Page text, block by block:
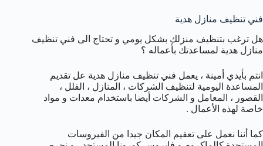
فني تنظيف منازل هدية
هل ترغب بتنظيف منزلك بشكل يومي و تحتاج الى فني تنظيف
منازل هدية لمساعدتك بأعماله ؟
انتم بأيدي أمينة ، يعمل فني تنظيف منازل هدية عل تقديم
المساعدة اليومية لتنظيف الشركات ، المنازل ، الفلل ،
القصور ، المعامل و الشركات أيضا باستخدام معدات و مواد
خاصة لهذه الأعمال .
كما أننا نعمل على تعقيم المكان جيدا من الفيروسات